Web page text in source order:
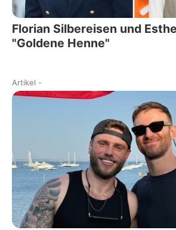
Florian Silbereisen und
"Goldene Henne"
Artikel -